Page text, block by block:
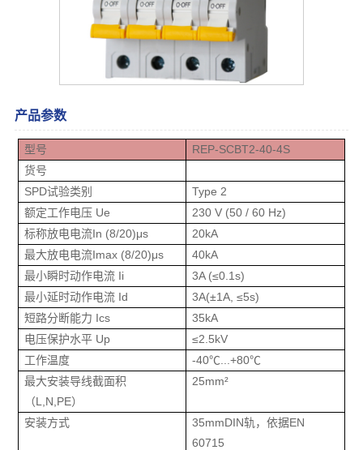
产品参数
型号
REP-SCBT2-40-4S
货号
SPD试验类别
Type 2
额定工作电压 Ue
230 V (50 / 60 Hz)
标称放电电流In (8/20)μs
20kA
最大放电电流Imax (8/20)μs
40kA
最小瞬时动作电流 Ii
3A (≤0.1s)
最小延时动作电流 Id
3A(±1A, ≤5s)
短路分断能力 Ics
35kA
电压保护水平 Up
≤2.5kV
工作温度
-40℃...+80℃
最大安装导线截面积
（L,N,PE）
25mm²
安装方式
35mmDIN轨，依据EN
60715